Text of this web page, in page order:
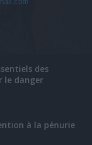
des
le danger
à la pénurie